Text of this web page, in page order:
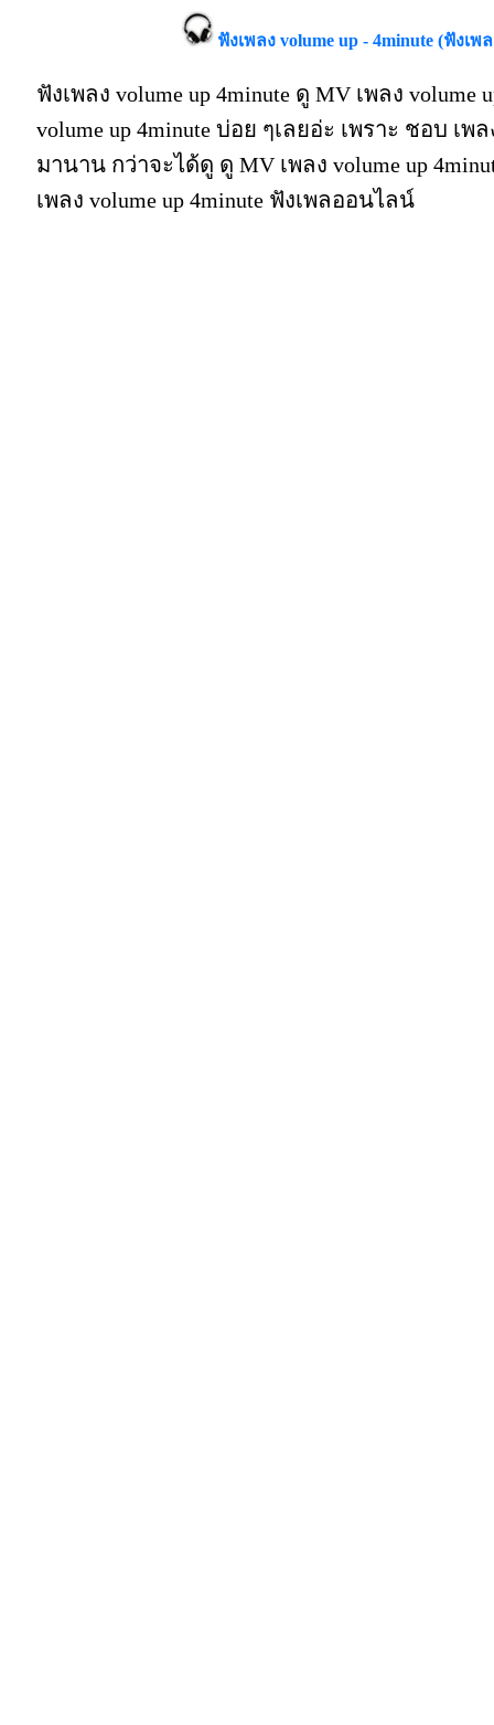
ฟังเพลง volume up - 4minute (ฟังเพ
ฟังเพลง volume up 4minute ดู MV เพลง volume
volume up 4minute บ่อย ๆเลยอ่ะ เพราะ ชอบ เพล
มานาน กว่าจะได้ดู ดู MV เพลง volume up
เพลง volume up 4minute ฟังเพลออนไลน์